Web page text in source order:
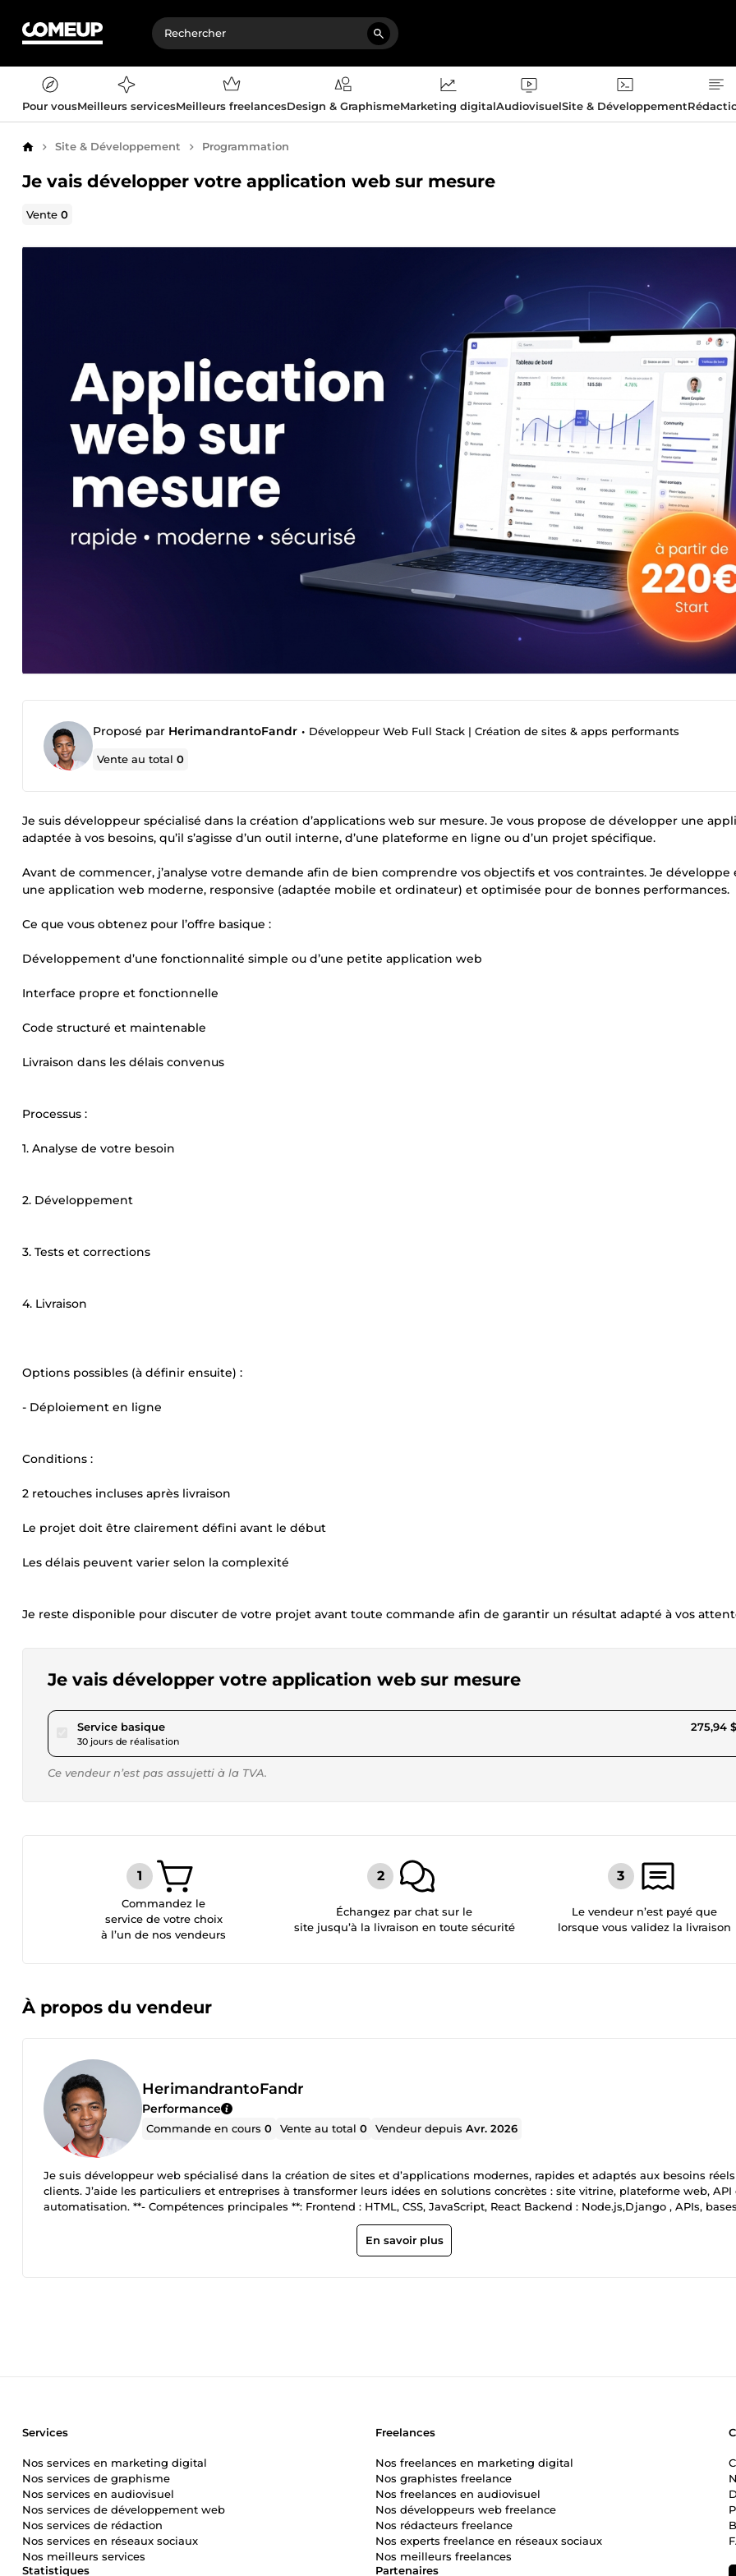
Pour vousMeilleurs servicesMeilleurs freelancesDesign & GraphismeMarketing digitalAudiovisuelSite & Développement
AccueilSite & Développement Programmation
Je vais développer votre application web sur mesure
Vente0
Proposé par HerimandrantoFandr • Développeur Web Full Stack | Création de sites & apps performants
Vente au total0
Je suis développeur spécialisé dans la création d’applications web sur mesure. Je vous propose de développer une
adaptée à vos besoins, qu’il s’agisse d’un outil interne, d’une plateforme en ligne ou d’un projet spécifique.
Avant de commencer, j’analyse votre demande afin de bien comprendre vos objectifs et vos contraintes. Je développe
une application web moderne, responsive (adaptée mobile et ordinateur) et optimisée pour de bonnes performances.
Ce que vous obtenez pour l’offre basique :
Développement d’une fonctionnalité simple ou d’une petite application web
Interface propre et fonctionnelle
Code structuré et maintenable
Livraison dans les délais convenus
Processus :
1. Analyse de votre besoin
2. Développement
3. Tests et corrections
4. Livraison
Options possibles (à définir ensuite) :
- Déploiement en ligne
Conditions :
2 retouches incluses après livraison
Le projet doit être clairement défini avant le début
Les délais peuvent varier selon la complexité
Je reste disponible pour discuter de votre projet avant toute commande afin de garantir un résultat adapté à vos
Je vais développer votre application web sur mesure
Service basiquepour 254,32 $US
30 jours de réalisation
275,94
Ce vendeur n’est pas assujetti à la TVA.
Commandez le
service de votre choix
à l’un de nos vendeurs
Échangez par chat sur le
site jusqu’à la livraison en toute sécurité
Le vendeur n’est payé que
lorsque vous validez la livraison
À propos du vendeur
HerimandrantoFandr
Performance
Commande en cours0 Vente au total0 Vendeur depuisAvr. 2026
Je suis développeur web spécialisé dans la création de sites et d’applications modernes, rapides et adaptés aux besoins
clients. J’aide les particuliers et entreprises à transformer leurs idées en solutions concrètes : site vitrine, plateforme web, API
automatisation. **- Compétences principales **: Frontend : HTML, CSS, JavaScript, React Backend : Node.js,Django , APIs,
données Autres : optimisation des performances, responsive design, application adnroid - Mon objectif : livrer un travail propre,
fiable et prêt à être utilisé immédiatement. Disponible pour collaborer sur des projets.
En savoir plus
Partenaires
Statistiques
Services
Nos services en marketing digital
Nos services de graphisme
Nos services en audiovisuel
Nos services de développement web
Nos services de rédaction
Nos services en réseaux sociaux
Nos meilleurs services
Freelances
Nos freelances en marketing digital
Nos graphistes freelance
Nos freelances en audiovisuel
Nos développeurs web freelance
Nos rédacteurs freelance
Nos experts freelance en réseaux sociaux
Nos meilleurs freelances